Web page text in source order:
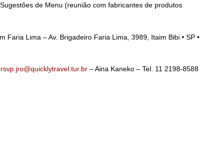
de Menu (reunião com fabricantes de produtos
Faria Lima – Av. Brigadeiro Faria Lima, 3989, Itaim Bibi • SP •
rsvp.jro@quicklytravel.tur.br – Aina Kaneko – Tel. 11 2198-8588